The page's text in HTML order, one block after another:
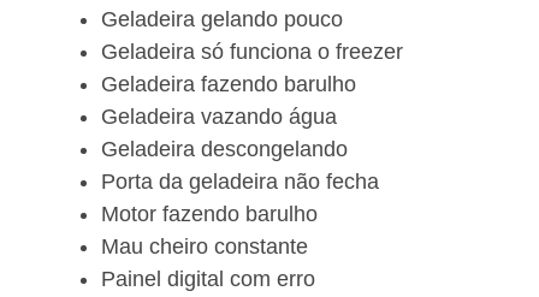
Geladeira gelando pouco
Geladeira só funciona o freezer
Geladeira fazendo barulho
Geladeira vazando água
Geladeira descongelando
Porta da geladeira não fecha
Motor fazendo barulho
Mau cheiro constante
Painel digital com erro